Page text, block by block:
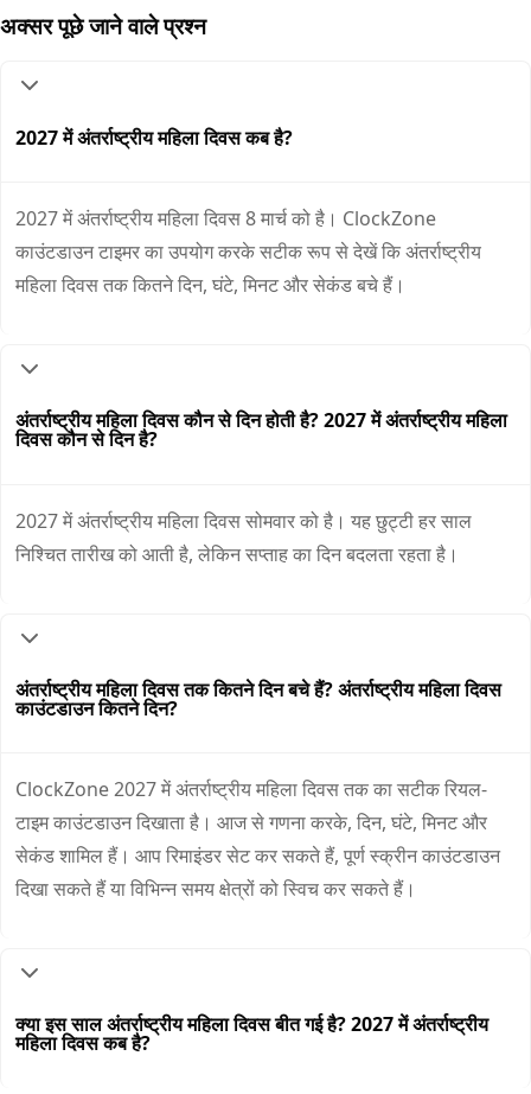
अक्सर पूछे जाने वाले प्रश्न
2027 में अंतर्राष्ट्रीय महिला दिवस कब है?
2027 में अंतर्राष्ट्रीय महिला दिवस 8 मार्च को है। ClockZone
काउंटडाउन टाइमर का उपयोग करके सटीक रूप से देखें कि अंतर्राष्ट्रीय
महिला दिवस तक कितने दिन, घंटे, मिनट और सेकंड बचे हैं।
अंतर्राष्ट्रीय महिला दिवस कौन से दिन होती है? 2027 में अंतर्राष्ट्रीय महिला
दिवस कौन से दिन है?
2027 में अंतर्राष्ट्रीय महिला दिवस सोमवार को है। यह छुट्टी हर साल
निश्चित तारीख को आती है, लेकिन सप्ताह का दिन बदलता रहता है।
अंतर्राष्ट्रीय महिला दिवस तक कितने दिन बचे हैं? अंतर्राष्ट्रीय महिला दिवस
काउंटडाउन कितने दिन?
ClockZone 2027 में अंतर्राष्ट्रीय महिला दिवस तक का सटीक रियल-
टाइम काउंटडाउन दिखाता है। आज से गणना करके, दिन, घंटे, मिनट और
सेकंड शामिल हैं। आप रिमाइंडर सेट कर सकते हैं, पूर्ण स्क्रीन काउंटडाउन
दिखा सकते हैं या विभिन्न समय क्षेत्रों को स्विच कर सकते हैं।
क्या इस साल अंतर्राष्ट्रीय महिला दिवस बीत गई है? 2027 में अंतर्राष्ट्रीय
महिला दिवस कब है?